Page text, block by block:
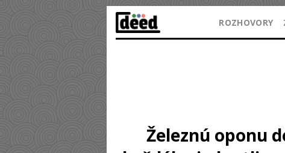
ROZHOVORY
Železnú oponu